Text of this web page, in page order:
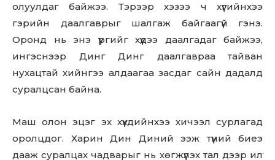
олуулдаг байжээ. Тэрээр хэзээ ч хүүгийнхээ
гэрийн даалгаврыг шалгаж байгаагүй гэнэ.
Оронд нь энэ үүргийг хүүдээ даалгадаг байжээ,
ингэснээр Динг Динг даалгавраа тайван
нухацтай хийнгээ алдаагаа засдаг сайн дадалд
суралцсан байна.
Маш олон эцэг эх хүүхдийнхээ хичээл сурлагад
оролцдог. Харин Дин Диний ээж түүний биеэ
дааж суралцах чадварыг нь хөгжүүлэх тал дээр илүү